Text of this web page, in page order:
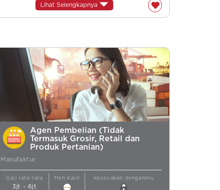
Lihat Selengkapnya
Agen Pembelian (Tidak
Termasuk Grosir, Retail dan
Produk Pertanian)
Manufaktur
Gaji rata-rata
3jt - 6jt
Tren Karir Kecocokan denganmu